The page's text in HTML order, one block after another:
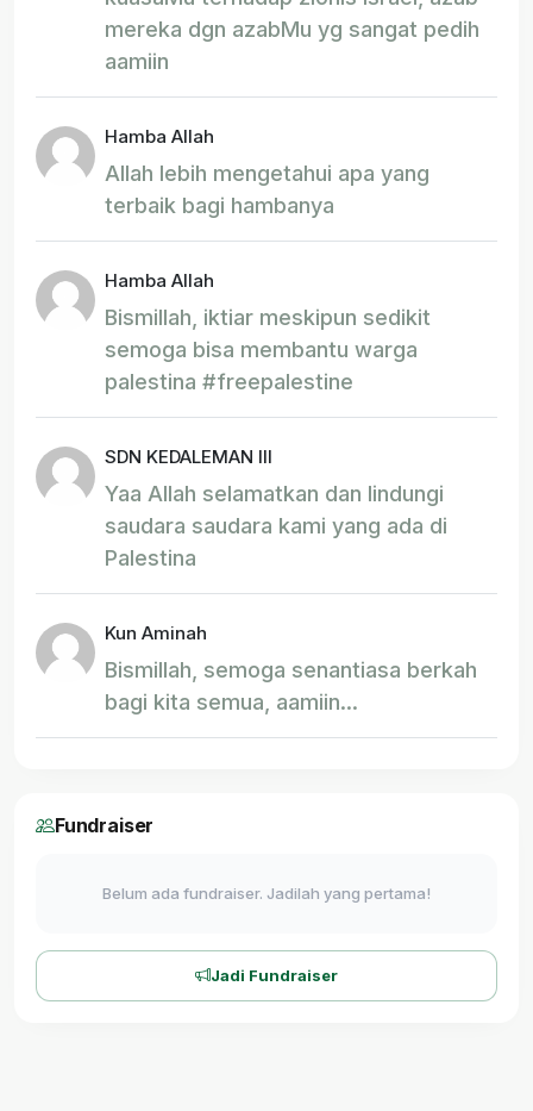
mereka dgn azabMu yg sangat pedih
aamiin
Hamba Allah
Allah lebih mengetahui apa yang
terbaik bagi hambanya
Hamba Allah
Bismillah, iktiar meskipun sedikit
semoga bisa membantu warga
palestina #freepalestine
SDN KEDALEMAN III
Yaa Allah selamatkan dan lindungi
saudara saudara kami yang ada di
Palestina
Kun Aminah
Bismillah, semoga senantiasa berkah
bagi kita semua, aamiin...
Fundraiser
Belum ada fundraiser. Jadilah yang pertama!
Jadi Fundraiser